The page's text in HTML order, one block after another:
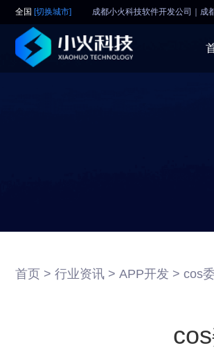
全国 [切换城市] 成都小火科技软件开发公司｜成
首页 > 行业资讯 > APP开发 > cos